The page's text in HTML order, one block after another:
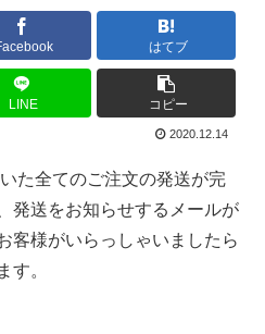
はてブ
LINE コピー
2020.12.14
た全てのご注文の発送が完
発送をお知らせするメールが
客様がいらっしゃいましたら
す。